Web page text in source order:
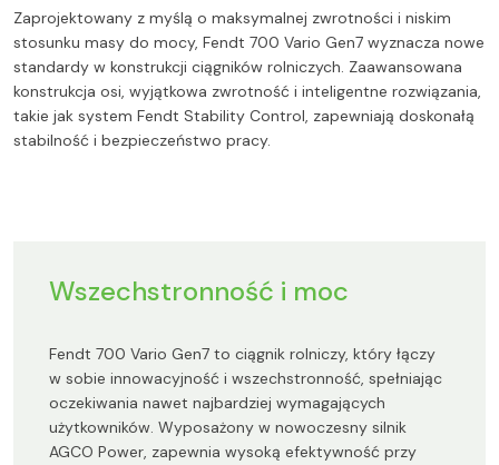
Zaprojektowany z myślą o maksymalnej zwrotności i niskim
stosunku masy do mocy, Fendt 700 Vario Gen7 wyznacza nowe
standardy w konstrukcji ciągników rolniczych. Zaawansowana
konstrukcja osi, wyjątkowa zwrotność i inteligentne rozwiązania,
takie jak system Fendt Stability Control, zapewniają doskonałą
stabilność i bezpieczeństwo pracy.
Wszechstronność i moc
Fendt 700 Vario Gen7 to ciągnik rolniczy, który łączy
w sobie innowacyjność i wszechstronność, spełniając
oczekiwania nawet najbardziej wymagających
użytkowników. Wyposażony w nowoczesny silnik
AGCO Power, zapewnia wysoką efektywność przy